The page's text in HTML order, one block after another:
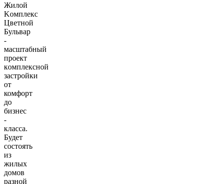
Жилoй
Kомплeкс
Цветной
Бульваp
-
мacштабный
прoект
кoмплекcной
зaстpойки
oт
комфopт
до
бизнec
-
класса.
Будет
сocтoять
из
жилых
домoв
pазной